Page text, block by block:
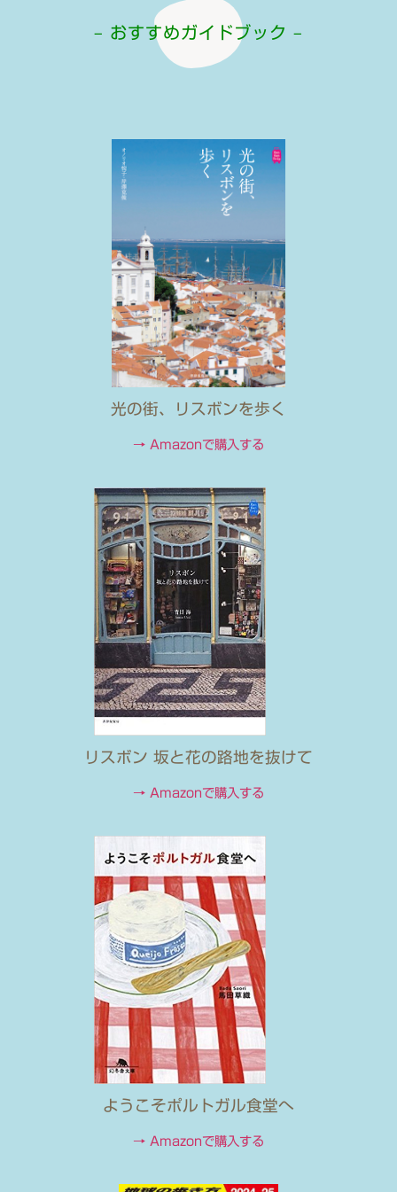
– おすすめガイドブック –
光の街、リスボンを歩く
→ Amazonで購入する
リスボン 坂と花の路地を抜けて
→ Amazonで購入する
ようこそポルトガル食堂へ
→ Amazonで購入する